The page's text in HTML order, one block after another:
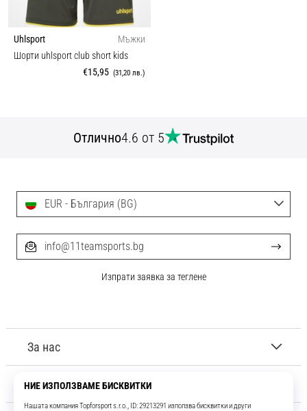
Uhlsport
Мъжки
Шорти uhlsport club short kids
€15,95 (31,20 лв.)
Отлично4.6 от 5
За нас
Обслужване на клиенти
EUR - България (BG)
info@11teamsports.bg
Изпрати заявка за теглене